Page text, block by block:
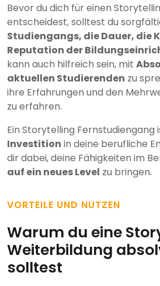
Bevor du dich für einen
entscheidest, solltest du
Studiengangs, die Dauer, die
Reputation der
kann auch hilfreich sein, mit
aktuellen Studierenden zu
ihre Erfahrungen und den
zu erfahren.
Ein Storytelling Fernstudiengang
Investition in deine berufliche
dir dabei, deine Fähigkeiten im
auf ein neues Level zu bringen.
VORTEILE UND NUTZEN
Warum du eine
Weiterbildung
solltest